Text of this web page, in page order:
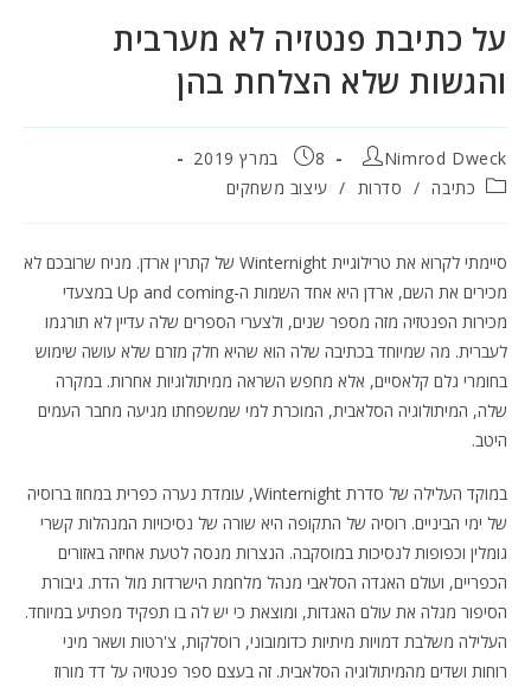
על כתיבת פנטזיה לא מערבית
והגשות שלא הצלחת בהן
מחבר:
Nimrod Dweck פורסם:
8 במרץ 2019
קטגוריה:
כתיבה / סדרות / עיצוב משחקים
סיימתי לקרוא את טרילוגיית Winternight של קתרין ארדן. מניח שרובכם לא
מכירים את השם, ארדן היא אחד השמות ה-Up and coming במצעדי
מכירות הפנטזיה מזה מספר שנים, ולצערי הספרים שלה עדיין לא תורגמו
לעברית. מה שמיוחד בכתיבה שלה הוא שהיא חלק מזרם שלא עושה שימוש
בחומרי גלם קלאסיים, אלא מחפש השראה ממיתולוגיות אחרות. במקרה
שלה, המיתולוגיה הסלאבית, המוכרת למי שמשפחתו מגיעה מחבר העמים
היטב.
במוקד העלילה של סדרת Winternight, עומדת נערה כפרית במחוז ברוסיה
של ימי הביניים. רוסיה של התקופה היא שורה של נסיכויות המנהלות קשרי
גומלין וכפופות לנסיכות במוסקבה. הנצרות מנסה לטעת אחיזה באזורים
הכפריים, ועולם האגדה הסלאבי מנהל מלחמת הישרדות מול הדת. גיבורת
הסיפור מגלה את עולם האגדות, ומוצאת כי יש לה בו תפקיד מפתיע במיוחד.
העלילה משלבת דמויות מיתיות כדומובוני, רוסלקות, צ'רטות ושאר מיני
רוחות ושדים מהמיתולוגיה הסלאבית. זה בעצם ספר פנטזיה על דד מורוז